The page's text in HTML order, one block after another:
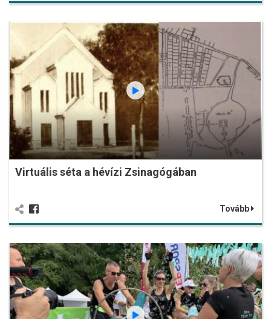
Virtuális séta a hévízi Zsinagógában
Tovább